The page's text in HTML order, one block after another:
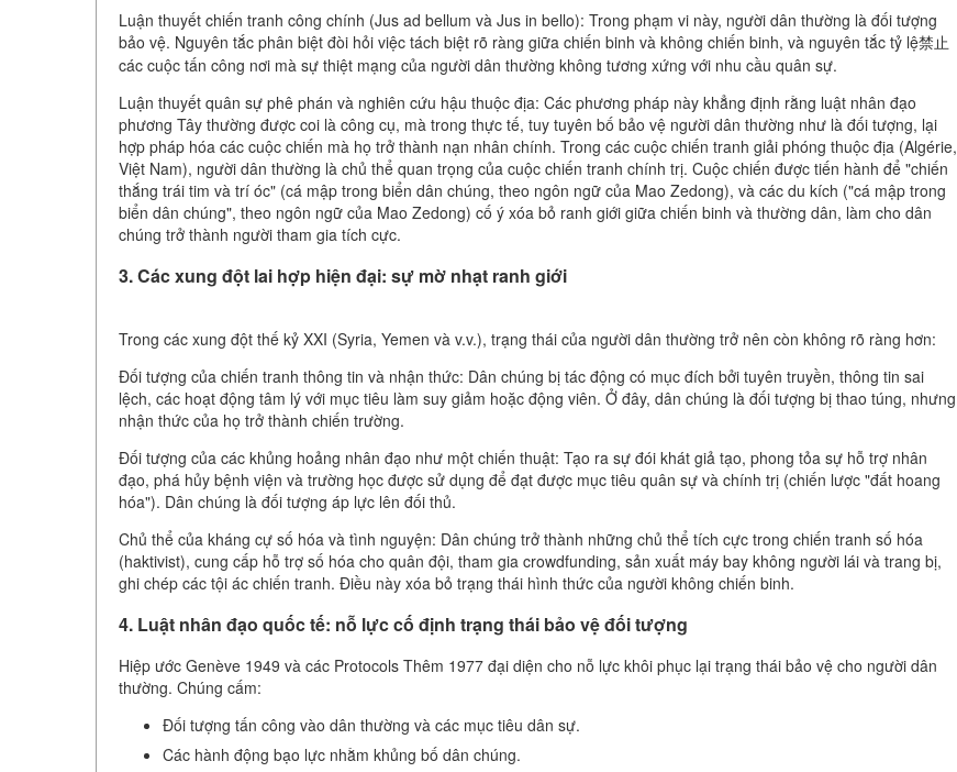
Luận thuyết chiến tranh công chính (Jus ad bellum và Jus in bello): Trong phạm vi này, người dân thường là đối tượng
bảo vệ. Nguyên tắc phân biệt đòi hỏi việc tách biệt rõ ràng giữa chiến binh và không chiến binh, và nguyên tắc tỷ lệ禁止
các cuộc tấn công nơi mà sự thiệt mạng của người dân thường không tương xứng với nhu cầu quân sự.
Luận thuyết quân sự phê phán và nghiên cứu hậu thuộc địa: Các phương pháp này khẳng định rằng luật nhân đạo
phương Tây thường được coi là công cụ, mà trong thực tế, tuy tuyên bố bảo vệ người dân thường như là đối tượng, lại
hợp pháp hóa các cuộc chiến mà họ trở thành nạn nhân chính. Trong các cuộc chiến tranh giải phóng thuộc địa (Algérie,
Việt Nam), người dân thường là chủ thể quan trọng của cuộc chiến tranh chính trị. Cuộc chiến được tiến hành để "chiến
thắng trái tim và trí óc" (cá mập trong biển dân chúng, theo ngôn ngữ của Mao Zedong), và các du kích ("cá mập trong
biển dân chúng", theo ngôn ngữ của Mao Zedong) cố ý xóa bỏ ranh giới giữa chiến binh và thường dân, làm cho dân
chúng trở thành người tham gia tích cực.
3. Các xung đột lai hợp hiện đại: sự mờ nhạt ranh giới
Trong các xung đột thế kỷ XXI (Syria, Yemen và v.v.), trạng thái của người dân thường trở nên còn không rõ ràng hơn:
Đối tượng của chiến tranh thông tin và nhận thức: Dân chúng bị tác động có mục đích bởi tuyên truyền, thông tin sai
lệch, các hoạt động tâm lý với mục tiêu làm suy giảm hoặc động viên. Ở đây, dân chúng là đối tượng bị thao túng, nhưng
nhận thức của họ trở thành chiến trường.
Đối tượng của các khủng hoảng nhân đạo như một chiến thuật: Tạo ra sự đói khát giả tạo, phong tỏa sự hỗ trợ nhân
đạo, phá hủy bệnh viện và trường học được sử dụng để đạt được mục tiêu quân sự và chính trị (chiến lược "đất hoang
hóa"). Dân chúng là đối tượng áp lực lên đối thủ.
Chủ thể của kháng cự số hóa và tình nguyện: Dân chúng trở thành những chủ thể tích cực trong chiến tranh số hóa
(haktivist), cung cấp hỗ trợ số hóa cho quân đội, tham gia crowdfunding, sản xuất máy bay không người lái và trang bị,
ghi chép các tội ác chiến tranh. Điều này xóa bỏ trạng thái hình thức của người không chiến binh.
4. Luật nhân đạo quốc tế: nỗ lực cố định trạng thái bảo vệ đối tượng
Hiệp ước Genève 1949 và các Protocols Thêm 1977 đại diện cho nỗ lực khôi phục lại trạng thái bảo vệ cho người dân
thường. Chúng cấm:
Đối tượng tấn công vào dân thường và các mục tiêu dân sự.
Các hành động bạo lực nhằm khủng bố dân chúng.